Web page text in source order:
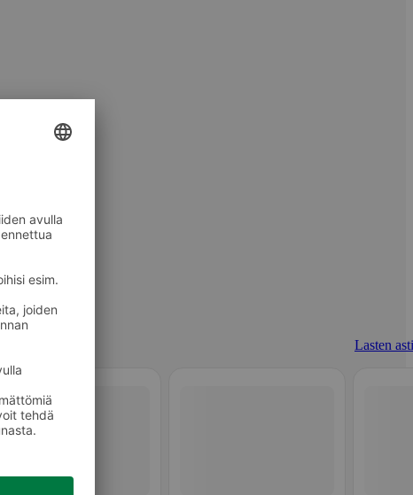
Lasten